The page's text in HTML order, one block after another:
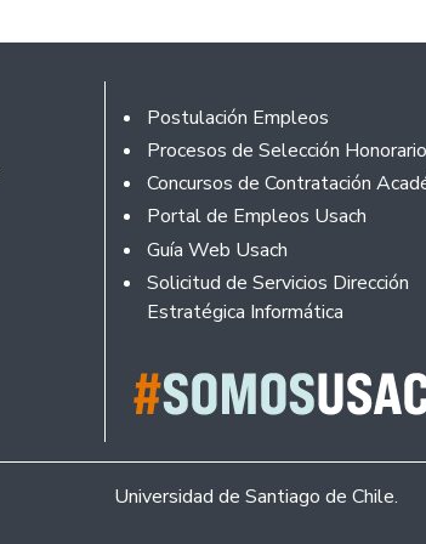
Footer
Postulación Empleos
Procesos de Selección
Concursos de Contratación
Portal de Empleos Usach
Guía Web Usach
Solicitud de Servicios Dirección
Estratégica Informática
Universidad de Santiago de Chile.